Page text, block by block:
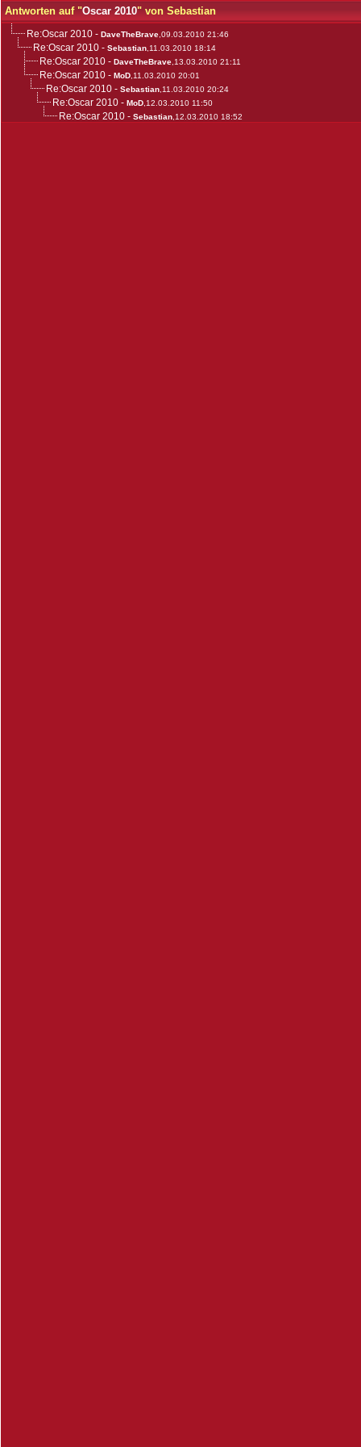
Antworten auf "Oscar 2010" von Sebastian
Re:Oscar 2010 - DaveTheBrave ,09.03.2010 21:46
Re:Oscar 2010 - Sebastian ,11.03.2010 18:14
Re:Oscar 2010 - DaveTheBrave ,13.03.2010 21:11
Re:Oscar 2010 - MoD ,11.03.2010 20:01
Re:Oscar 2010 - Sebastian ,11.03.2010 20:24
Re:Oscar 2010 - MoD ,12.03.2010 11:50
Re:Oscar 2010 - Sebastian ,12.03.2010 18:52